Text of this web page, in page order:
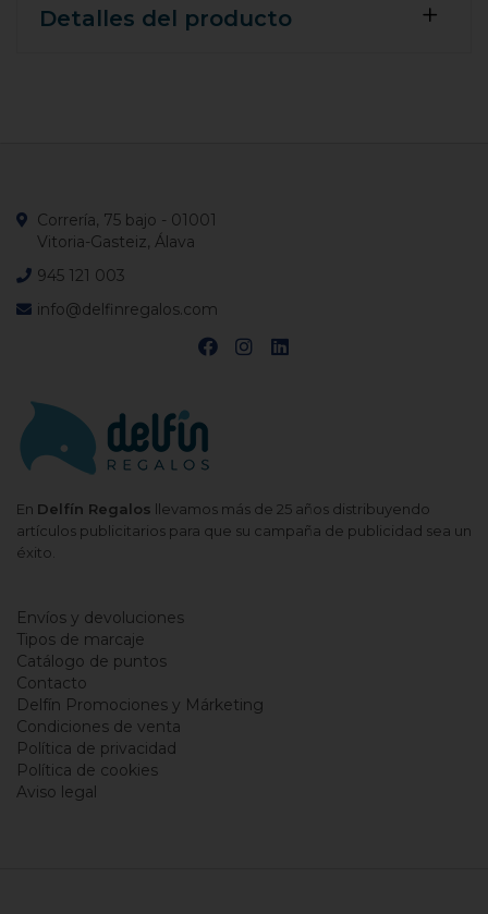
Detalles del producto
En Delfín Regalos llevamos más de 25 años distribuyendo
artículos publicitarios para que su campaña de publicidad sea un
éxito.
Correría, 75 bajo - 01001
Vitoria-Gasteiz, Álava
945 121 003
info@delfinregalos.com
Envíos y devoluciones
Tipos de marcaje
Catálogo de puntos
Contacto
Delfín Promociones y Márketing
Condiciones de venta
Política de privacidad
Política de cookies
Aviso legal